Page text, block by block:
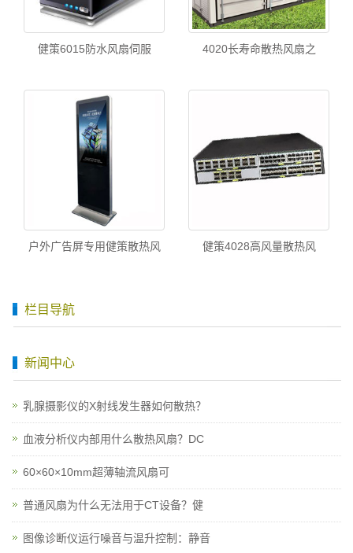
健策6015防水风扇伺服 4020长寿命散热风扇之
户外广告屏专用健策散热风 健策4028高风量散热风
栏目导航
新闻中心
乳腺摄影仪的X射线发生器如何散热？
血液分析仪内部用什么散热风扇？DC
60×60×10mm超薄轴流风扇可
普通风扇为什么无法用于CT设备？健
图像诊断仪运行噪音与温升控制：静音